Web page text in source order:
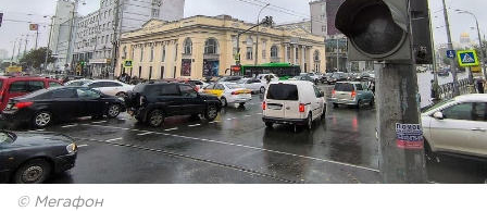
© Мегафон